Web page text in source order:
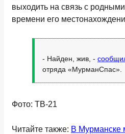
выходить на связь с
времени его
- Найден, жив, -
отряда «МурманСпас».
Фото: ТВ-21
Читайте также: В Мурманске